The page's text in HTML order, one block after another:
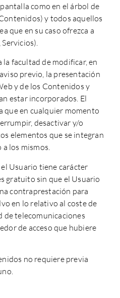
como en el árbol de
y todos aquellos
que en su caso ofrezca a
facultad de modificar, en
previo, la presentación
y de los Contenidos y
estar incorporados. El
que en cualquier momento
desactivar y/o
elementos que se integran
a los mismos.
Usuario tiene carácter
gratuito sin que el Usuario
contraprestación para
en lo relativo al coste de
de telecomunicaciones
de acceso que hubiere
no requiere previa